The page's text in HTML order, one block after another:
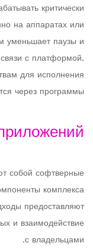
критически
на аппаратах или
уменьшает паузы и
с платформой.
для исполнения
через программы.
собой софтверные
комплекса
предоставляют
и взаимодействие
с владельцами.